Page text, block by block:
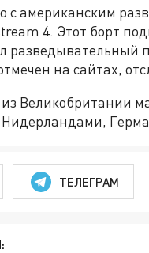
с американским
4. Этот борт
разведывательный
на сайтах,
Великобритании
Нидерландами,
ТЕЛЕГРАМ